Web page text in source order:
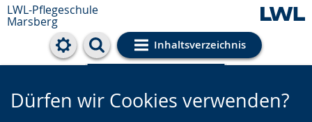
LWL-Pflegeschule
Marsberg
Inhaltsverzeichnis
Cookie-Einstellungen
Dürfen wir Cookies verwenden?